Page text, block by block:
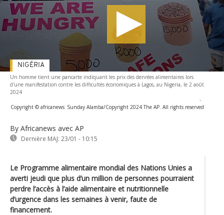
Un homme tient une pancarte indiquant les prix des denrées alimentaires lors
d'une manifestation contre les difficultés économiques à Lagos, au Nigeria, le 2 août
2024
-
Copyright © africanews Sunday Alamba/Copyright 2024 The AP. All rights reserved
By Africanews avec AP
Dernière MAJ: 23/01 - 10:15
NIGÉRIA
Le Programme alimentaire mondial des Nations Unies a
averti jeudi que plus d’un million de personnes pourraient
perdre l’accès à l’aide alimentaire et nutritionnelle
d’urgence dans les semaines à venir, faute de
financement.